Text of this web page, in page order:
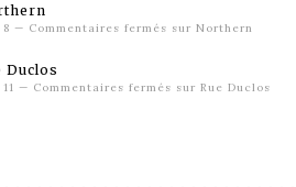
— Commentaires fermés sur Northern
Duclos
— Commentaires fermés sur Rue Duclos